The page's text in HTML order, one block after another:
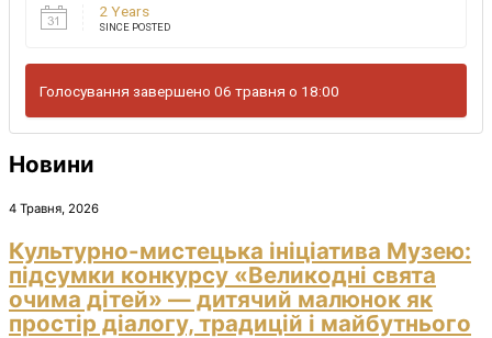
2 Years
SINCE POSTED
Голосування завершено 06 травня о 18:00
Новини
4 Травня, 2026
Культурно-мистецька ініціатива Музею:
підсумки конкурсу «Великодні свята
очима дітей» — дитячий малюнок як
простір діалогу, традицій і майбутнього